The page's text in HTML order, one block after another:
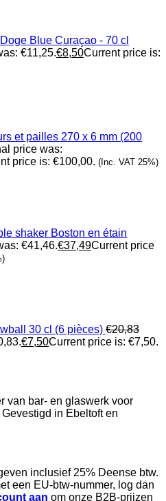
Blue Curaçao - 70 cl
€11,25.€8,50Current price is:
et pailles 270 x 6 mm (200
price was:
price is: €100,00. (Inc. VAT 25%)
shaker Boston en étain
€41,46.€37,49Current price
30 cl (6 pièces) €20,83
€7,50Current price is: €7,50.
van bar- en glaswerk voor
in Ebeltoft en
inclusief 25% Deense btw.
een EU-btw-nummer, log dan
aan om onze B2B-prijzen